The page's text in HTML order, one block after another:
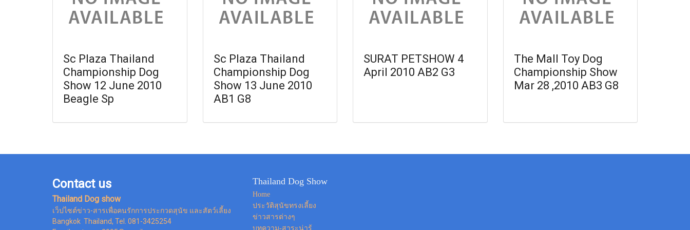
Sc Plaza Thailand
Championship Dog
Show 12 June 2010
Beagle Sp
Sc Plaza Thailand
Championship Dog
Show 13 June 2010
AB1 G8
SURAT PETSHOW 4
April 2010 AB2 G3
The Mall Toy Dog
Championship Show
Mar 28 ,2010 AB3 G8
Contact us
Thailand Dog show
เว็ปไซต์ข่าว-สารเพื่อคนรักการประกวดสุนัข และสัตว์เลี้ยง
Bangkok Thailand, Tel. 081-3425254
Thailand Dog Show
Home
ประวัติสุนัขทรงเลี้ยง
ข่าวสารต่างๆ
บทความ-สาระน่ารู้